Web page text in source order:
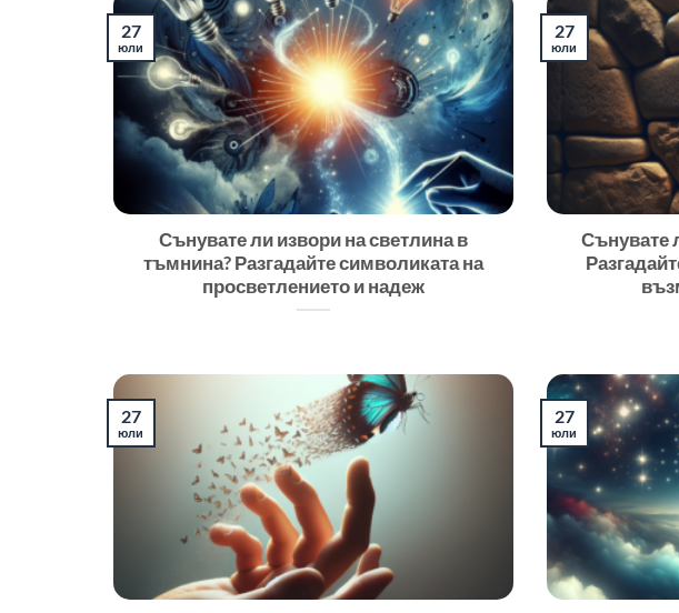
Сънувате ли извори на светлина в
тъмнина? Разгадайте символиката на
просветлението и надеж
27
юли
Сънувате
27
юли
27
юли
27
юли